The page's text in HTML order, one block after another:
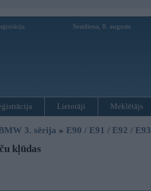
Sestdiena, 8. augusts
Lietotāji Meklētājs
3. sērija » E90 / E91 / E92 /
kļūdas